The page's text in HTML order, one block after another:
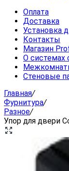
Оплата
Доставка
Установка
Контакты
Магазин
О системах
Стеновые
Главная/
Фурнитура/
Разное/
Упор для двери